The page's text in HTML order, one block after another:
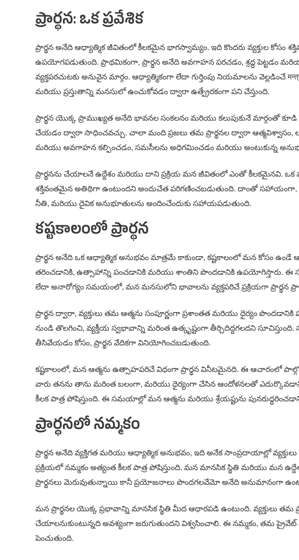
ప్రార్థన: ఒక ప్రవేశిక
ప్రార్థన అనేది ఆధ్యాత్మిక జీవితంలో కీలకమైన భాగస్వామ్యం. ఇది కొందరు వ్యక్తుల
ఉపయోగపడుతుంది. ప్రాథమికంగా, ప్రార్థన అనేది అవగాహన పరచడం, శ్రద్ధ పెట్టడం
వ్యక్తపరచుటకు అనువైన మార్గం. ఆధ్యాత్మికంగా లేదా గుర్తింపు నియమాలను వెల్లడించే
మరియు ప్రస్తుతాన్ని మనసులో ఉంచుకోవడం ద్వారా ఉత్ప్రేరకంగా పని చేస్తుంది.
ప్రార్థన యొక్క ప్రాముఖ్యత అనేది భావనల సంకలనం మరియు కలుపుకునే మార్గంతో
చేయడం ద్వారా సాధించవచ్చు. చాలా మంది ప్రజలు తమ ప్రార్థనల ద్వారా ఆత్మవిశ్వాసం,
మరియు అవగాహన కల్పించడం, సమసీలను అధిగమించడం మరియు అంటుకున్న
ప్రార్థనను చేయాలనే ఉద్దేశం మరియు దాని ప్రక్రియ మన జీవితంలో ఎంతో కీలకమైనవి.
శక్తివంతమైన అతిథిగా ఉంటుందని అందుచేత పరిగణించబడుతుంది. దాంతో సహాయంగా,
నీతి, మరియు దైవిక అనుభూతులను అందించేందుకు సహాయపడుతుంది.
కష్టకాలంలో ప్రార్థన
ప్రార్థన అనేది ఒక ఆధ్యాత్మిక అనుభవం మాత్రమే కాకుండా, కష్టకాలంలో మన కోసం ఉండే
తరించడానికి, ఉత్సాహాన్ని పంచడానికి మరియు శాంతిని పొందడానికి ఉపయోగిస్తారు.
లేదా అనారోగ్యం సమయంలో, మన మనసులోని భావాలను వ్యక్తపరిచే ప్రక్రియగా ప్రార్థన
ప్రార్థన ద్వారా, వ్యక్తులు తమ ఆత్మను సంపూర్ణంగా ప్రశాంతత మరియు ధైర్యం పొందడానికి
నుండి తొలగించి, వ్యక్తీయ స్వభావాన్ని మరింత ఉత్కృష్టంగా తీర్చిదిద్దగలదని
తీసివేయడం కోసం, ప్రార్థన వేదికగా వినియోగించబడుతుంది.
కష్టకాలంలో, మన ఆత్మను ఉత్సాహపరిచే విధంగా ప్రార్థన వినీటమైనది. ఈ ఆచారంలో
వారు తనను తాను మరింత బలంగా, మరియు ధైర్యంగా చేసిన ఆందోళనలతో
కీలక పాత్ర పోషిస్తుంది. ఈ సమయాల్లో మన ఆత్మను మరియు శ్రేయప్టును
ప్రార్థనలో నమ్మకం
ప్రార్థన అనేది వ్యక్తిగత మరియు ఆధ్యాత్మిక అనుభవం, ఇది అనేక సాంప్రదాయాల్లో
ప్రక్రియలో నమ్మకం అత్యంత కీలక పాత్ర పోషిస్తుంది. మన మానసిక స్థితి మరియు మన
ప్రార్థనలు మెరువుతున్నాయి కానీ ప్రయోజనాలు పొందగలవేమో అనేది అనుమానంగా
మన ప్రార్థనల యొక్క ప్రభావాన్ని మానసిక స్థితి మీద ఆధారపడి ఉంటుంది. వ్యక్తులు
చేయాలనుకుంటున్నది అవశ్యంగా జరుగుతుందని విశ్వసించాలి. ఈ నమ్మకం, తమ
పెంచుతుంది.